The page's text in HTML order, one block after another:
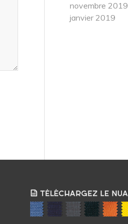
novembre 2019
janvier 2019